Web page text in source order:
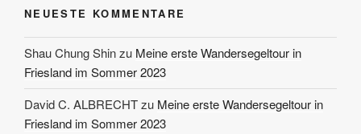
NEUESTE KOMMENTARE
Shau Chung Shinzu Meine erste Wandersegeltour in
Friesland im Sommer 2023
David C. ALBRECHTzu Meine erste Wandersegeltour in
Friesland im Sommer 2023